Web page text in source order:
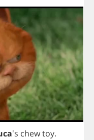
's chewtoy.